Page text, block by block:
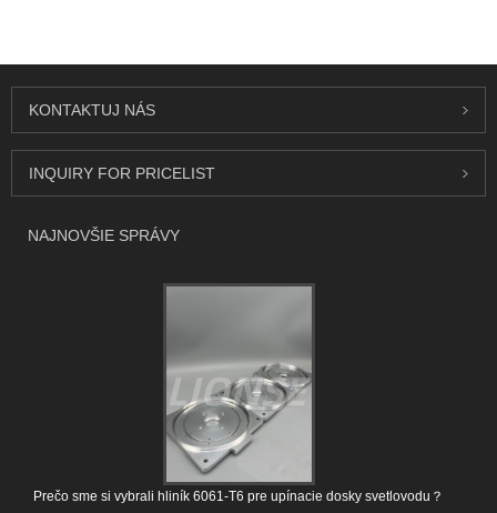
KONTAKTUJ NÁS
INQUIRY FOR PRICELIST
NAJNOVŠIE SPRÁVY
Prečo sme si vybrali hliník 6061-T6 pre upínacie dosky svetlovodu？